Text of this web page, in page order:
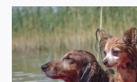
NA
STRES
ANKSIOZNOST?